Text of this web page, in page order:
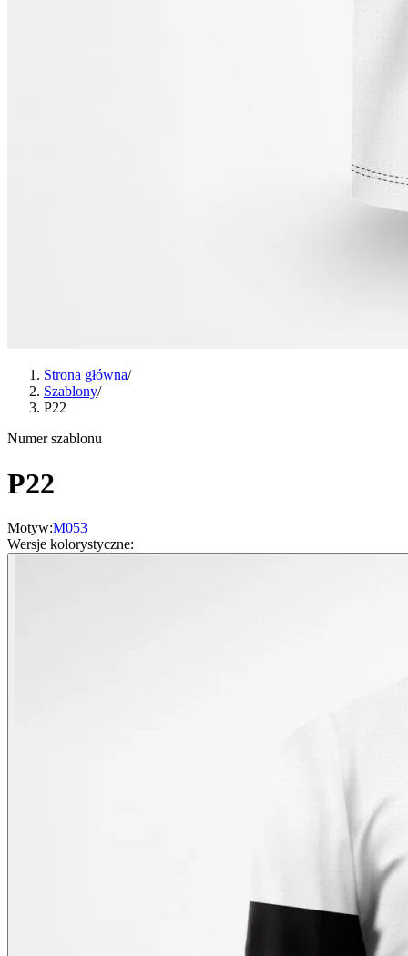
Strona główna/
Szablony/
P22
Numer szablonu
P22
Motyw:M053
Wersje kolorystyczne: